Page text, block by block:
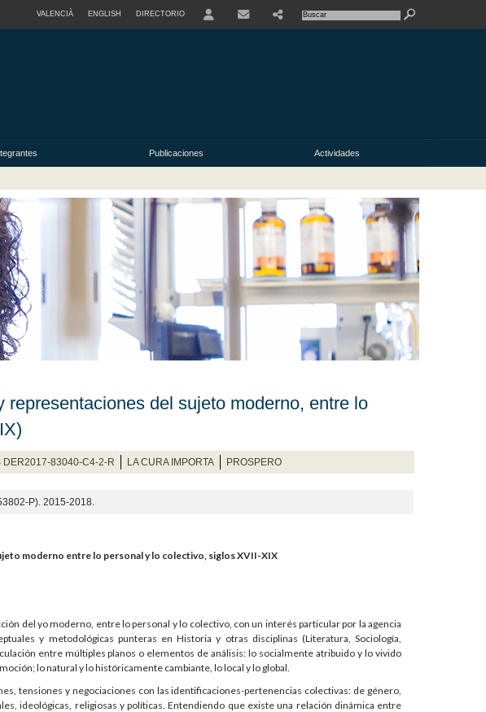
VALENCIÀ ENGLISH DIRECTORIO
Publicaciones Actividades
del sujeto moderno, entre lo
DER2017-83040-C4-2-R LA CURA IMPORTA PROSPERO
P). 2015-2018.
moderno entre lo personal y lo colectivo, siglos XVII-XIX
del yo moderno, entre lo personal y lo colectivo, con un interés particular por la agencia
y metodológicas punteras en Historia y otras disciplinas (Literatura, Sociología,
entre múltiples planos o elementos de análisis: lo socialmente atribuido y lo vivido
lo natural y lo históricamente cambiante, lo local y lo global.
tensiones y negociaciones con las identificaciones-pertenencias colectivas: de género,
ideológicas, religiosas y políticas. Entendiendo que existe una relación dinámica entre